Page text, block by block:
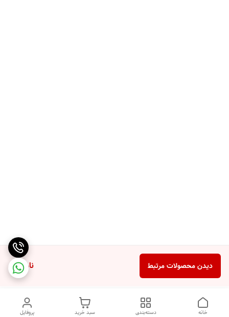
ناموجود دیدن محصولات مرتبط
پروفایل سبد خرید دسته‌بندی خانه